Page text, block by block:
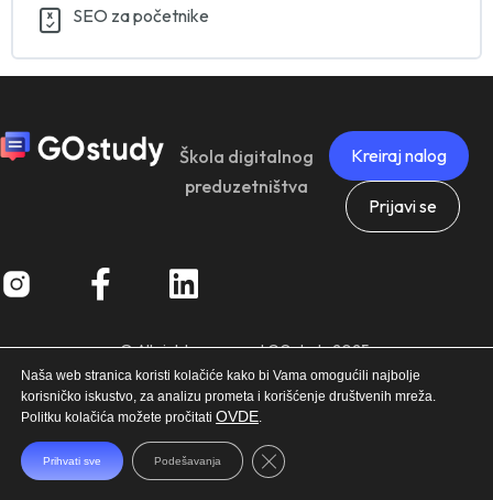
SEO za početnike
Škola digitalnog
preduzetništva
Kreiraj nalog
Prijavi se
© All rights reserved GOstudy 2025.
Naša web stranica koristi kolačiće kako bi Vama omogućili najbolje
korisničko iskustvo, za analizu prometa i korišćenje društvenih mreža.
Politku kolačića možete pročitati OVDE.
Prihvati sve Podešavanja Close GDPR Cookie Banner